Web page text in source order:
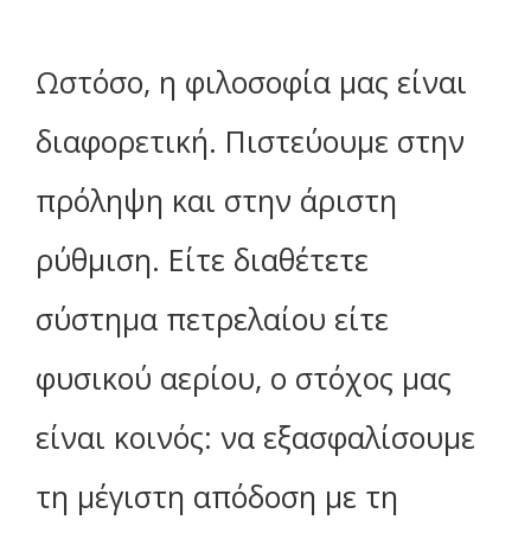
Ωστόσο, η φιλοσοφία μας είναι
διαφορετική. Πιστεύουμε στην
πρόληψη και στην άριστη
ρύθμιση. Είτε διαθέτετε
σύστημα πετρελαίου είτε
φυσικού αερίου, ο στόχος μας
είναι κοινός: να εξασφαλίσουμε
τη μέγιστη απόδοση με τη